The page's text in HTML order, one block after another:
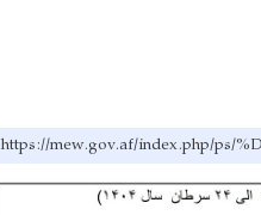
https://mew.gov.af/index.php/ps/